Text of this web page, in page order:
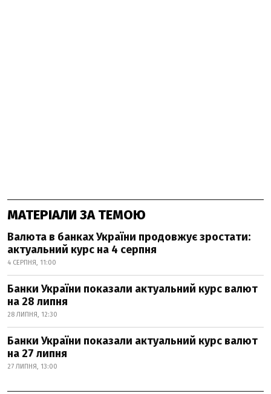
МАТЕРІАЛИ ЗА ТЕМОЮ
Валюта в банках України продовжує зростати:
актуальний курс на 4 серпня
4 СЕРПНЯ, 11:00
Банки України показали актуальний курс валют
на 28 липня
28 ЛИПНЯ, 12:30
Банки України показали актуальний курс валют
на 27 липня
27 ЛИПНЯ, 13:00